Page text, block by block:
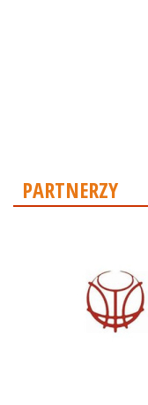
PARTNERZY